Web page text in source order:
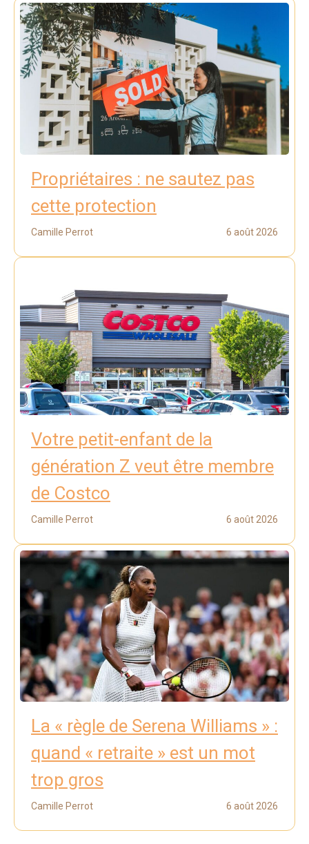
Propriétaires : ne sautez pas
cette protection
Camille Perrot 6 août 2026
Votre petit-enfant de la
génération Z veut être membre
de Costco
Camille Perrot 6 août 2026
La « règle de Serena Williams » :
quand « retraite » est un mot
trop gros
Camille Perrot 6 août 2026